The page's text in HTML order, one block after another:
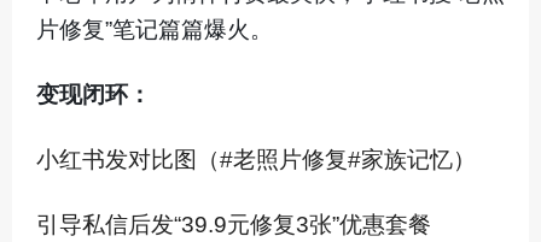
片修复”笔记篇篇爆火。
变现闭环：
小红书发对比图（#老照片修复#家族记忆）
引导私信后发“39.9元修复3张”优惠套餐